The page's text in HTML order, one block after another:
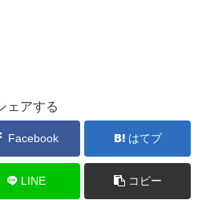
ェアする
Facebook はてブ
LINE コピー